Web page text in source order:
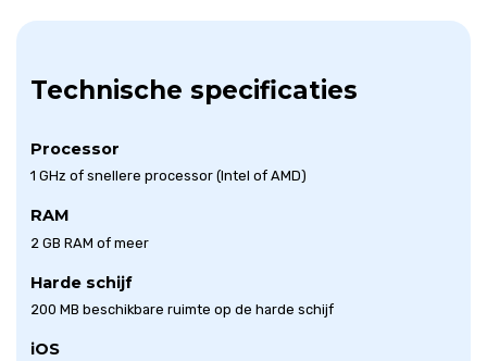
Technische specificaties
Processor
1 GHz of snellere processor (Intel of AMD)
RAM
2 GB RAM of meer
Harde schijf
200 MB beschikbare ruimte op de harde schijf
iOS